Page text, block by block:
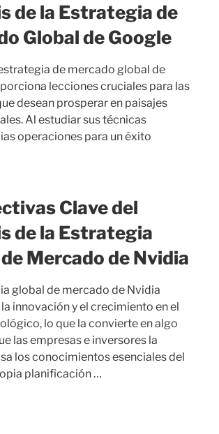
de la Estrategia de
Global de Google
de mercado global de
lecciones cruciales para las
desean prosperar en paisajes
Al estudiar sus técnicas
operaciones para un éxito
Clave del
de la Estrategia
Mercado de Nvidia
global de mercado de Nvidia
innovación y el crecimiento en el
lo que la convierte en algo
las empresas e inversores la
los conocimientos esenciales del
planificación …